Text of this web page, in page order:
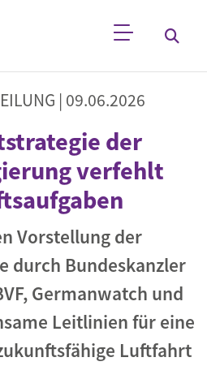
| 09.06.2026
der
verfehlt
Vorstellung der
durch Bundeskanzler
Germanwatch und
Leitlinien für eine
Luftfahrt